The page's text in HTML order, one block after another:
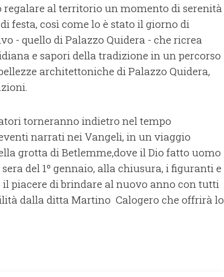
al territorio un momento di serenità
festa, così come lo è stato il giorno di
- quello di Palazzo Quidera - che ricrea
e sapori della tradizione in un percorso
architettoniche di Palazzo Quidera,
torneranno indietro nel tempo
narrati nei Vangeli, in un viaggio
grotta di Betlemme,dove il Dio fatto uomo
del 1º gennaio, alla chiusura, i figuranti e
piacere di brindare al nuovo anno con tutti
dalla ditta Martino Calogero che offrirà lo